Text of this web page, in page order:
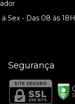
Sex - Das 08 às 18H
Segurança